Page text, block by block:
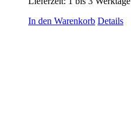
In den Warenkorb Details